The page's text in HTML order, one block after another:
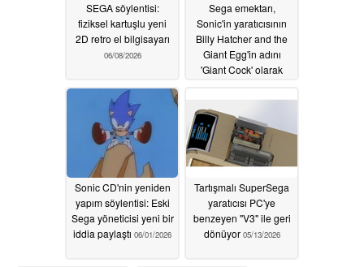
SEGA söylentisi:
fiziksel kartuşlu yeni
2D retro el bilgisayarı
06/08/2026
Sega emektarı,
Sonic'in yaratıcısının
Billy Hatcher and the
Giant Egg'in adını
'Giant Cock' olarak
06/05/2026
Sonic CD'nin yeniden
yapım söylentisi: Eski
Sega yöneticisi yeni bir
iddia paylaştı 06/01/2026
Tartışmalı SuperSega
yaratıcısı PC'ye
benzeyen "V3" ile geri
dönüyor 05/13/2026